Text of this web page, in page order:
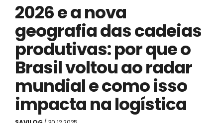
2026 e a nova
geografia das cadeias
produtivas: por que o
Brasil voltou ao radar
mundial e como isso
impacta na logística